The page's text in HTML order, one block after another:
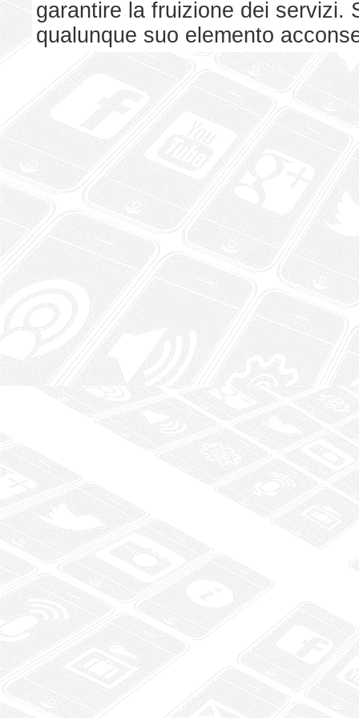
garantire la fruizione dei servizi.
qualunque suo elemento